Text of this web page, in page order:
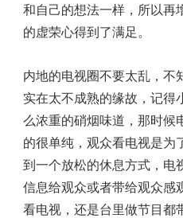
和自己的想法一样，所以再
的虚荣心得到了满足。
内地的电视圈不要太乱，不
实在太不成熟的缘故，记得
么浓重的硝烟味道，那时候
的很单纯，观众看电视是为
到一个放松的休息方式，电
信息给观众或者带给观众感
看电视，还是台里做节目都